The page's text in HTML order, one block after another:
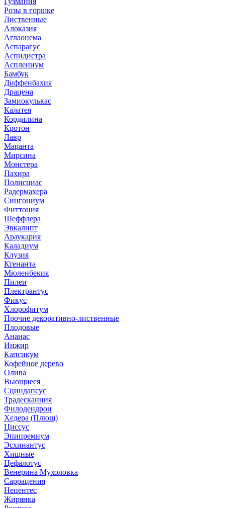
Розы в горшке
Лиственные
Алоказия
Аглаонема
Аспарагус
Аспидистра
Асплениум
Бамбук
Диффенбахия
Драцена
Замиокулькас
Калатея
Кордилина
Кротон
Лавр
Маранта
Мирсина
Монстера
Пахира
Полисциас
Радермахера
Сингониум
Фиттония
Шеффлера
Эвкалипт
Араукария
Каладиум
Клузия
Ктенанта
Мюленбекия
Пилеи
Плектрантус
Фикус
Хлорофитум
Прочие декоративно-лиственные
Плодовые
Ананас
Инжир
Капсикум
Кофейное дерево
Олива
Вьющиеся
Сциндапсус
Традесканция
Филодендрон
Хедера (Плющ)
Циссус
Эпипремнум
Эсхинантус
Хищные
Цефалотус
Венерина Мухоловка
Саррацения
Непентес
Жирянка